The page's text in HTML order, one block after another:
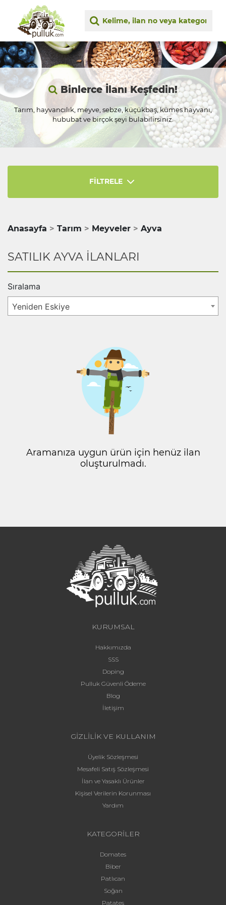
Binlerce İlanı Keşfedin!
Tarım, hayvancılık, meyve, sebze, küçükbaş, kümes hayvanı,
hububat ve birçok şeyi bulabilirsiniz.
FİLTRELE
Anasayfa Tarım Meyveler Ayva
SATILIK AYVA İLANLARI
Sıralama
Yeniden Eskiye
Aramanıza uygun ürün için henüz ilan
oluşturulmadı.
KURUMSAL
Hakkımızda
SSS
Doping
Pulluk Güvenli Ödeme
Blog
İletişim
GİZLİLİK VE KULLANIM
Üyelik Sözleşmesi
Mesafeli Satış Sözleşmesi
İlan ve Yasaklı Ürünler
Kişisel Verilerin Korunması
Yardım
KATEGORİLER
Domates
Biber
Patlıcan
Soğan
Patates